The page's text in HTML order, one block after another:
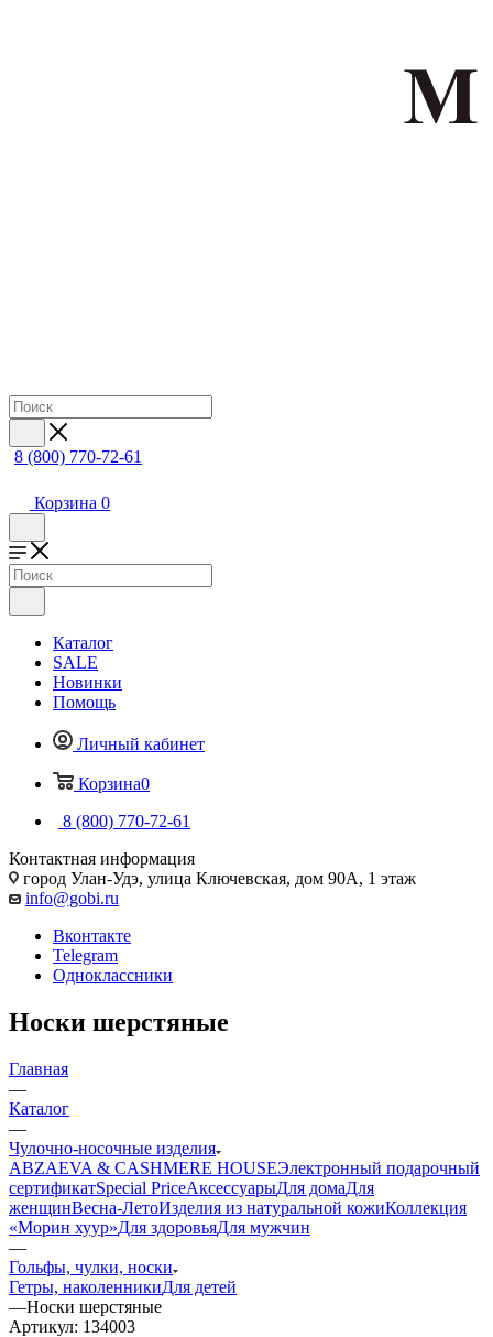
8 (800) 770-72-61
Корзина 0
Каталог
SALE
Новинки
Помощь
Личный кабинет
Корзина0
8 (800) 770-72-61
Контактная информация
город Улан-Удэ, улица Ключевская, дом 90А, 1 этаж
info@gobi.ru
Вконтакте
Telegram
Одноклассники
Носки шерстяные
Главная
—
Каталог
—
Чулочно-носочные изделия
ABZAEVA & CASHMERE HOUSEЭлектронный подарочный
сертификатSpecial PriceАксессуарыДля домаДля
женщинВесна-ЛетоИзделия из натуральной кожиКоллекция
«Морин хуур»Для здоровьяДля мужчин
—
Гольфы, чулки, носки
Гетры, наколенникиДля детей
—Носки шерстяные
Артикул: 134003